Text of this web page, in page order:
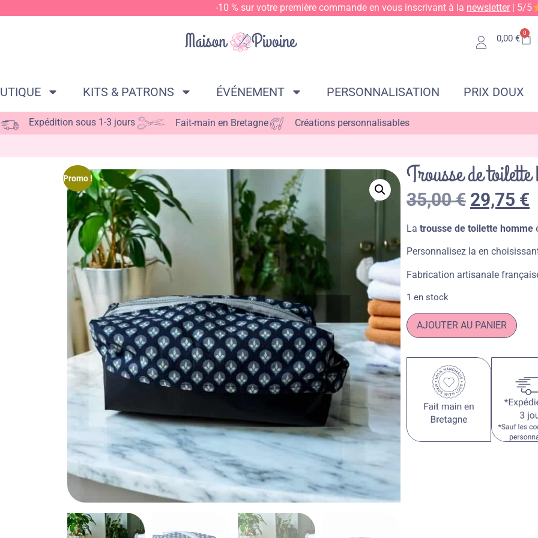
-10 % sur votre première commande en vous inscrivant à la newsletter | 5/5
0,00 €
0
KITS & PATRONS ÉVÉNEMENT PERSONNALISATION PRIX DOUX
Expédition sous 1-3 jours Fait-main en Bretagne Créations personnalisables
Promo ! Trousse de
35,00€ 29,75 €
Latrousse de toilette homme
Personnalisez la en
Fabrication artisanale
1 en stock
AJOUTER AU PANIER